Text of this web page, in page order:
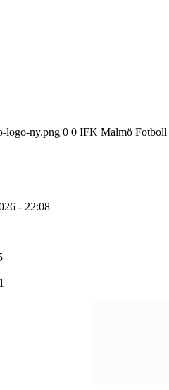
logo-ny.png 0 0 IFK Malmö Fotboll
- 22:08